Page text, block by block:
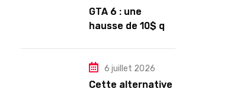
GTA 6 : une
hausse de 10$ qui
Rockstar Games
6 juillet 2026
Cette alternative